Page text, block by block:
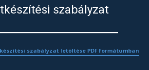
szabályzat
szabályzat letöltése PDF formátumban